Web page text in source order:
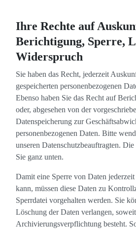
Ihre Rechte auf
Berichtigung, Sperre,
Widerspruch
Sie haben das Recht, jederzeit
gespeicherten personenbezogenen
Ebenso haben Sie das Recht auf
oder, abgesehen von der
Datenspeicherung zur
personenbezogenen Daten. Bitte
unseren Datenschutzbeauftragten.
Sie ganz unten.
Damit eine Sperre von Daten
kann, müssen diese Daten zu
Sperrdatei vorgehalten werden. Sie
Löschung der Daten verlangen,
Archivierungsverpflichtung besteht.